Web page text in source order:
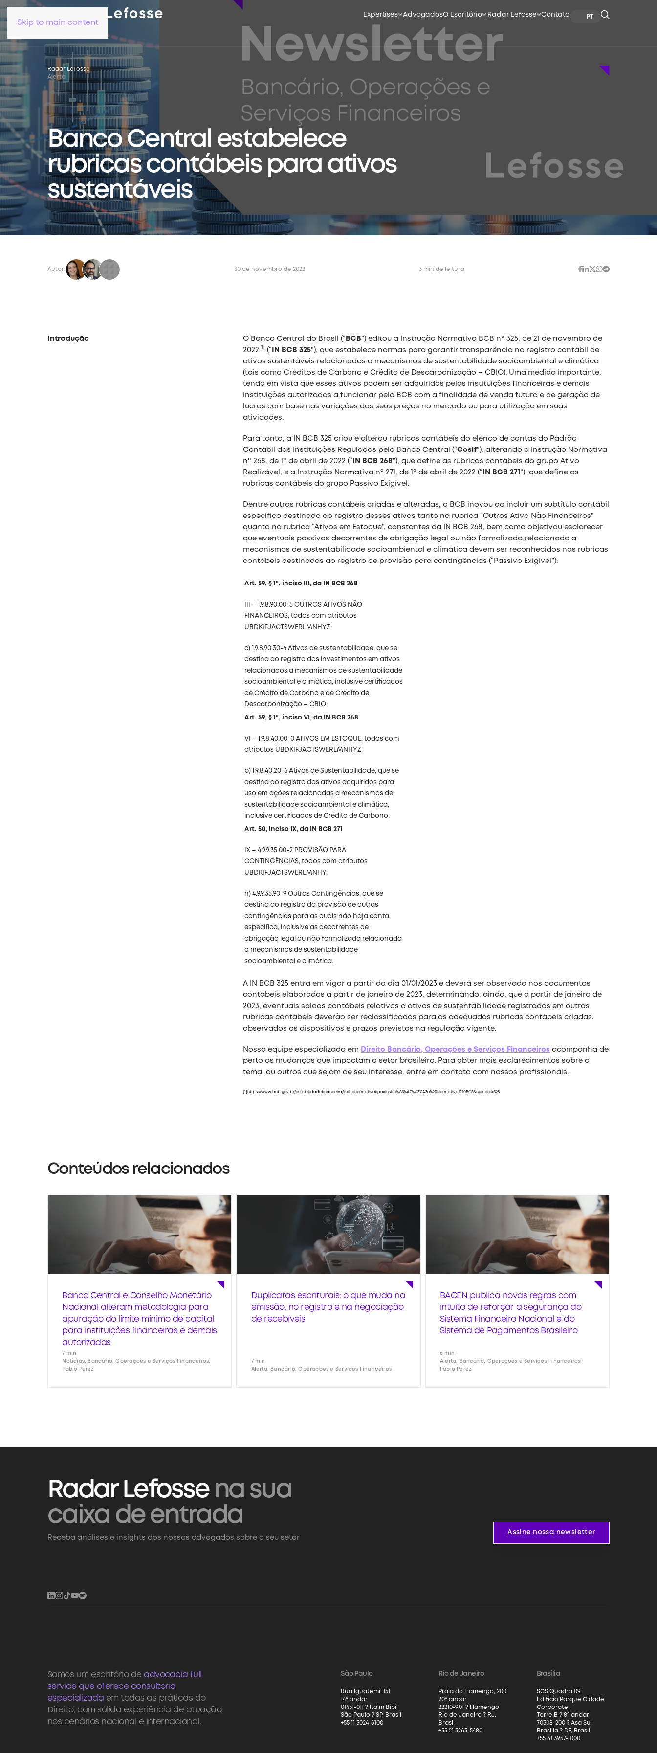
Skip to main content
Expertises AdvogadosO Escritório Radar Lefosse Contato PT
Radar Lefosse
Alerta
Banco Central estabelece
rubricas contábeis para ativos
sustentáveis
Autor: 30 de novembro de 2022 3 min de leitura
Introdução O Banco Central do Brasil (“ BCB”) editou a Instrução Normativa BCB nº 325, de 21 de novembro de
2022
(“ IN BCB 325”), que estabelece normas para garantir transparência no registro contábil de
ativos sustentáveis relacionados a mecanismos de sustentabilidade socioambiental e climática
(tais como Créditos de Carbono e Crédito de Descarbonização – CBIO). Uma medida importante,
tendo em vista que esses ativos podem ser adquiridos pelas instituições financeiras e demais
instituições autorizadas a funcionar pelo BCB com a finalidade de venda futura e de geração de
lucros com base nas variações dos seus preços no mercado ou para utilização em suas
atividades.
Para tanto, a IN BCB 325 criou e alterou rubricas contábeis do elenco de contas do Padrão
Contábil das Instituições Reguladas pelo Banco Central (“Cosif”), alterando a Instrução Normativa
nº 268, de 1º de abril de 2022 (“ IN BCB 268”), que define as rubricas contábeis do grupo Ativo
Realizável, e a Instrução Normativa nº 271, de 1º de abril de 2022 (“ IN BCB 271 ”), que define as
rubricas contábeis do grupo Passivo Exigível.
Dentre outras rubricas contábeis criadas e alteradas, o BCB inovou ao incluir um subtítulo contábil
específico destinado ao registro desses ativos tanto na rubrica “Outros Ativo Não Financeiros”
quanto na rubrica “Ativos em Estoque”, constantes da IN BCB 268, bem como objetivou esclarecer
que eventuais passivos decorrentes de obrigação legal ou não formalizada relacionada a
mecanismos de sustentabilidade socioambiental e climática devem ser reconhecidos nas rubricas
contábeis destinadas ao registro de provisão para contingências (“Passivo Exigível”):
Art. 59, § 1º, inciso III, da IN BCB 268
III – 1.9.8.90.00-5 OUTROS ATIVOS NÃO
FINANCEIROS, todos com atributos
UBDKIFJACTSWERLMNHYZ:
c) 1.9.8.90.30-4 Ativos de sustentabilidade, que se
destina ao registro dos investimentos em ativos
relacionados a mecanismos de sustentabilidade
socioambiental e climática, inclusive certificados
de Crédito de Carbono e de Crédito de
Descarbonização – CBIO;
Art. 59, § 1º, inciso VI, da IN BCB 268
VI – 1.9.8.40.00-0 ATIVOS EM ESTOQUE, todos com
atributos UBDKIFJACTSWERLMNHYZ:
b) 1.9.8.40.20-6 Ativos de Sustentabilidade, que se
destina ao registro dos ativos adquiridos para
uso em ações relacionadas a mecanismos de
sustentabilidade socioambiental e climática,
inclusive certificados de Crédito de Carbono;
Art. 50, inciso IX, da IN BCB 271
IX – 4.9.9.35.00-2 PROVISÃO PARA
CONTINGÊNCIAS, todos com atributos
UBDKIFJACTSWERLMNHY:
h) 4.9.9.35.90-9 Outras Contingências, que se
destina ao registro da provisão de outras
contingências para as quais não haja conta
específica, inclusive as decorrentes de
obrigação legal ou não formalizada relacionada
a mecanismos de sustentabilidade
socioambiental e climática.
A IN BCB 325 entra em vigor a partir do dia 01/01/2023 e deverá ser observada nos documentos
contábeis elaborados a partir de janeiro de 2023, determinando, ainda, que a partir de janeiro de
2023, eventuais saldos contábeis relativos a ativos de sustentabilidade registrados em outras
rubricas contábeis deverão ser reclassificados para as adequadas rubricas contábeis criadas,
observados os dispositivos e prazos previstos na regulação vigente.
Nossa equipe especializada em Direito Bancário, Operações e Serviços Financeiros acompanha de
perto as mudanças que impactam o setor brasileiro. Para obter mais esclarecimentos sobre o
tema, ou outros que sejam de seu interesse, entre em contato com nossos profissionais.
[1]https://www.bcb.gov.br/estabilidadefinanceira/exibenormativotipo=Instru%C3%A7%C3%A3o%20Normativa%20BCB&numero=325
Conteúdos relacionados
Banco Central e Conselho Monetário
Nacional alteram metodologia para
apuração do limite mínimo de capital
para instituições financeiras e demais
autorizadas
7 min
Notícias, Bancário, Operações e Serviços Financeiros,
Fábio Perez
Duplicatas escriturais: o que muda na
emissão, no registro e na negociação
de recebíveis
7 min
Alerta, Bancário, Operações e Serviços Financeiros
BACEN publica novas regras com
intuito de reforçar a segurança do
Sistema Financeiro Nacional e do
Sistema de Pagamentos Brasileiro
6 min
Alerta, Bancário, Operações e Serviços Financeiros,
Fábio Perez
Radar Lefossena sua
caixa de entrada
Receba análises e insights dos nossos advogados sobre o seu setor
Assine nossa newsletter
Somos um escritório deadvocacia full
service que oferece consultoria
especializada em todas as práticas do
Direito, com sólida experiência de atuação
nos cenários nacional e internacional.
São Paulo
Rua Iguatemi, 151
14º andar
01451-011 ? Itaim Bibi
São Paulo ? SP, Brasil
+55 11 3024-6100
Rio de Janeiro
Praia do Flamengo, 200
20º andar
22210-901 ? Flamengo
Rio de Janeiro ? RJ,
Brasil
+55 21 3263-5480
Brasília
SCS Quadra 09,
Edifício Parque Cidade
Corporate
Torre B ? 8º andar
70308-200 ? Asa Sul
Brasília ? DF, Brasil
+55 61 3957-1000